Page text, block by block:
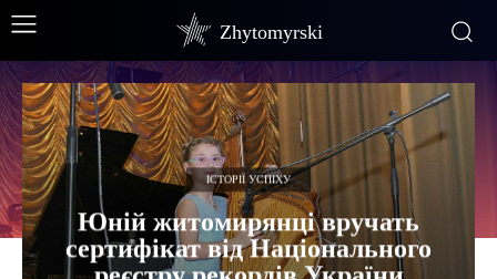
Zhytomyrski
ІСТОРІЇ УСПІХУ
Юній житомирянці вручать
сертифікат від Національного